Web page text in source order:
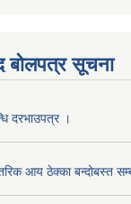
बोलपत्र सूचना
दरभाउपत्र ।
आय ठेक्का बन्दोबस्त